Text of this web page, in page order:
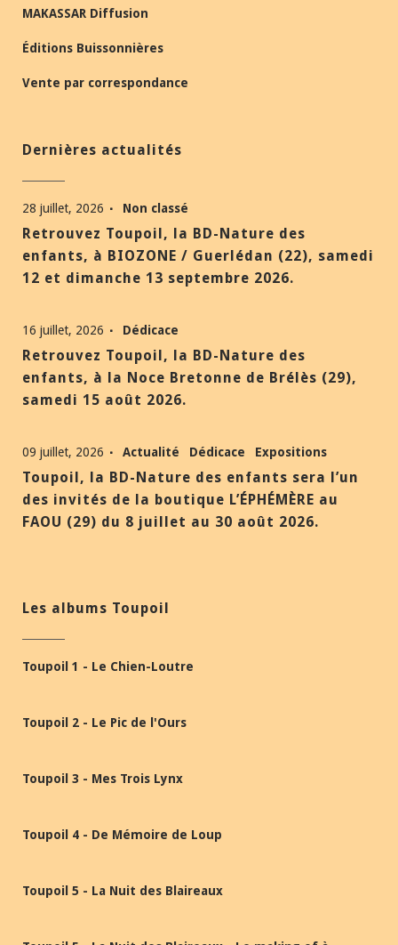
MAKASSAR Diffusion
Éditions Buissonnières
Vente par correspondance
Dernières actualités
28 juillet, 2026 Non classé
Retrouvez Toupoil, la BD-Nature des
enfants, à BIOZONE / Guerlédan (22), samedi
12 et dimanche 13 septembre 2026.
16 juillet, 2026 Dédicace
Retrouvez Toupoil, la BD-Nature des
enfants, à la Noce Bretonne de Brélès (29),
samedi 15 août 2026.
09 juillet, 2026 Actualité Dédicace Expositions
Toupoil, la BD-Nature des enfants sera l’un
des invités de la boutique L’ÉPHÉMÈRE au
FAOU (29) du 8 juillet au 30 août 2026.
Les albums Toupoil
Toupoil 1 - Le Chien-Loutre
Toupoil 2 - Le Pic de l'Ours
Toupoil 3 - Mes Trois Lynx
Toupoil 4 - De Mémoire de Loup
Toupoil 5 - La Nuit des Blaireaux